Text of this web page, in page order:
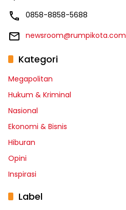
0858-8858-5688
newsroom@rumpikota.com
Kategori
Megapolitan
Hukum & Kriminal
Nasional
Ekonomi & Bisnis
Hiburan
Opini
Inspirasi
Label